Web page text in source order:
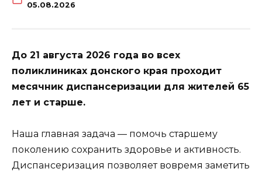
05.08.2026
До 21 августа 2026 года во всех
поликлиниках донского края проходит
месячник диспансеризации для жителей 65
лет и старше.
Наша главная задача — помочь старшему
поколению сохранить здоровье и активность.
Диспансеризация позволяет вовремя заметить